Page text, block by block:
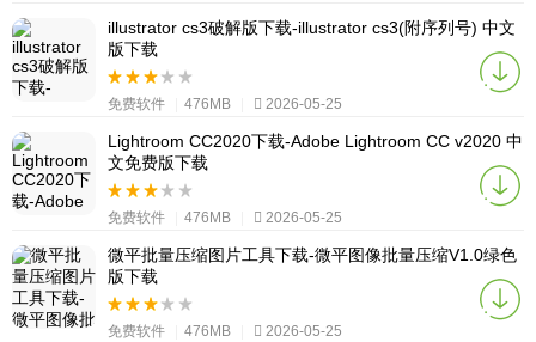
illustrator cs3破解版下载-illustrator cs3(附序列号) 中文
版下载
免费软件 476MB 2026-05-25
Lightroom CC2020下载-Adobe Lightroom CC v2020 中
文免费版下载
免费软件 476MB 2026-05-25
微平批量压缩图片工具下载-微平图像批量压缩V1.0绿色
版下载
免费软件 476MB 2026-05-25